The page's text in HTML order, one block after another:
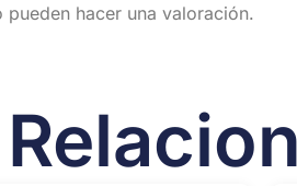
hacer una valoración.